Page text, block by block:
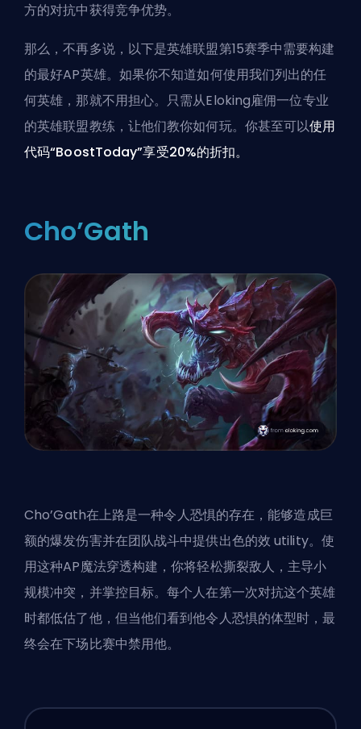
方的对抗中获得竞争优势。
那么，不再多说，以下是英雄联盟第15赛季中需要构建
的最好AP英雄。如果你不知道如何使用我们列出的任
何英雄，那就不用担心。只需从Eloking雇佣一位专业
的英雄联盟教练，让他们教你如何玩。你甚至可以使用
代码“BoostToday”享受20%的折扣。
Cho’Gath
Cho’Gath在上路是一种令人恐惧的存在，能够造成巨
额的爆发伤害并在团队战斗中提供出色的效 utility。使
用这种AP魔法穿透构建，你将轻松撕裂敌人，主导小
规模冲突，并掌控目标。每个人在第一次对抗这个英雄
时都低估了他，但当他们看到他令人恐惧的体型时，最
终会在下场比赛中禁用他。